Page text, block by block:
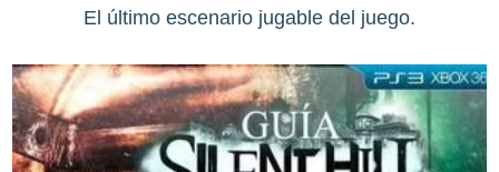
El último escenario jugable del juego.